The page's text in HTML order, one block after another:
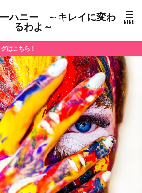
ハニー ～キレイに変わ
るわよ～